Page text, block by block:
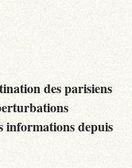
des parisiens
informations depuis